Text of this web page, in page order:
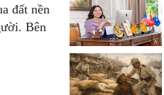
đất nền
Bên